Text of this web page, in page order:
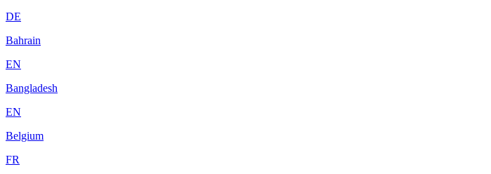
DE
Bahrain
EN
Bangladesh
EN
Belgium
FR